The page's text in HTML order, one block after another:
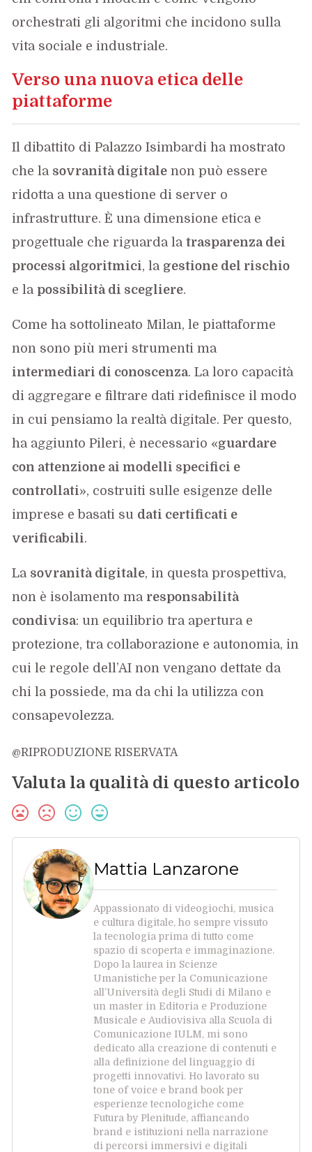
orchestrati gli algoritmi che incidono sulla
vita sociale e industriale.
Verso una nuova etica delle
piattaforme
Il dibattito di Palazzo Isimbardi ha mostrato
che la sovranità digitale non può essere
ridotta a una questione di server o
infrastrutture. È una dimensione etica e
progettuale che riguarda latrasparenza dei
processi algoritmici, la gestione del rischio
e la possibilità di scegliere.
Come ha sottolineato Milan, le piattaforme
non sono più meri strumenti ma
intermediari di conoscenza. La loro capacità
di aggregare e filtrare dati ridefinisce il modo
in cui pensiamo la realtà digitale. Per questo,
ha aggiunto Pileri, è necessario «guardare
con attenzione ai modelli specifici e
controllati», costruiti sulle esigenze delle
imprese e basati su dati certificati e
verificabili.
La sovranità digitale, in questa prospettiva,
non è isolamento ma responsabilità
condivisa: un equilibrio tra apertura e
protezione, tra collaborazione e autonomia, in
cui le regole dell’AI non vengano dettate da
chi la possiede, ma da chi la utilizza con
consapevolezza.
@RIPRODUZIONE RISERVATA
Valuta la qualità di questo articolo
Mattia Lanzarone
Appassionato di videogiochi, musica
e cultura digitale, ho sempre vissuto
la tecnologia prima di tutto come
spazio di scoperta e immaginazione.
Dopo la laurea in Scienze
Umanistiche per la Comunicazione
all’Università degli Studi di Milano e
un master in Editoria e Produzione
Musicale e Audiovisiva alla Scuola di
Comunicazione IULM, mi sono
dedicato alla creazione di contenuti e
alla definizione del linguaggio di
progetti innovativi. Ho lavorato su
tone of voice e brand book per
esperienze tecnologiche come
Futura by Plenitude, affiancando
brand e istituzioni nella narrazione
di percorsi immersivi e digitali